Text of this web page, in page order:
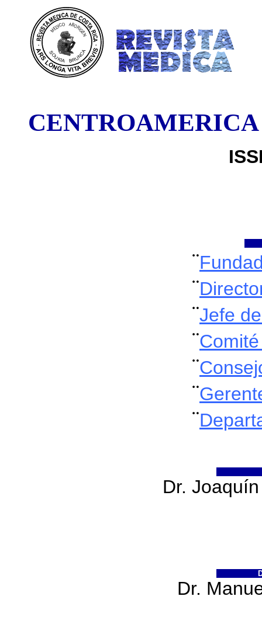
CENTROAMERICA
¨
¨
¨Jefe
¨
¨
¨
¨
Dr.
Dr.